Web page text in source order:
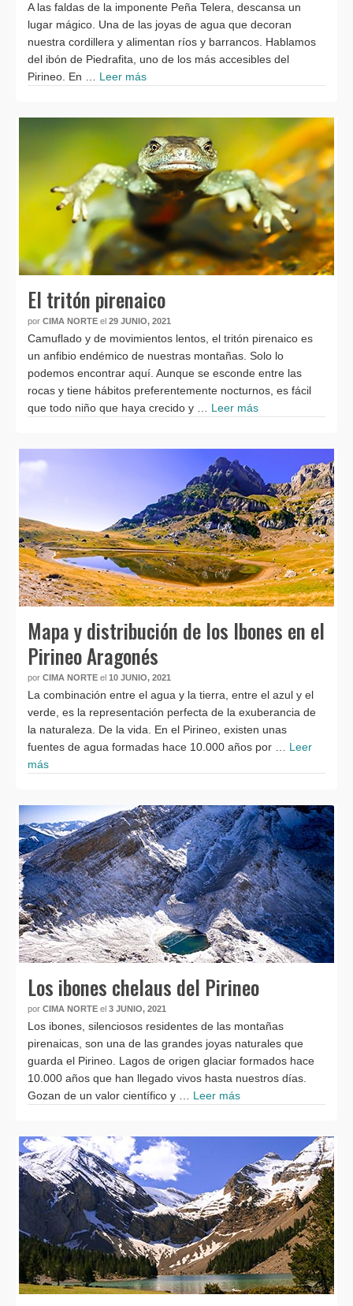
A las faldas de la imponente Peña Telera, descansa un
lugar mágico. Una de las joyas de agua que decoran
nuestra cordillera y alimentan ríos y barrancos. Hablamos
del ibón de Piedrafita, uno de los más accesibles del
Pirineo. En … Leer más
El tritón pirenaico
por CIMA NORTE el 29 JUNIO, 2021
Camuflado y de movimientos lentos, el tritón pirenaico es
un anfibio endémico de nuestras montañas. Solo lo
podemos encontrar aquí. Aunque se esconde entre las
rocas y tiene hábitos preferentemente nocturnos, es fácil
que todo niño que haya crecido y … Leer más
Mapa y distribución de los Ibones en el
Pirineo Aragonés
por CIMA NORTE el 10 JUNIO, 2021
La combinación entre el agua y la tierra, entre el azul y el
verde, es la representación perfecta de la exuberancia de
la naturaleza. De la vida. En el Pirineo, existen unas
fuentes de agua formadas hace 10.000 años por … Leer
más
Los ibones chelaus del Pirineo
por CIMA NORTE el 3 JUNIO, 2021
Los ibones, silenciosos residentes de las montañas
pirenaicas, son una de las grandes joyas naturales que
guarda el Pirineo. Lagos de origen glaciar formados hace
10.000 años que han llegado vivos hasta nuestros días.
Gozan de un valor científico y … Leer más